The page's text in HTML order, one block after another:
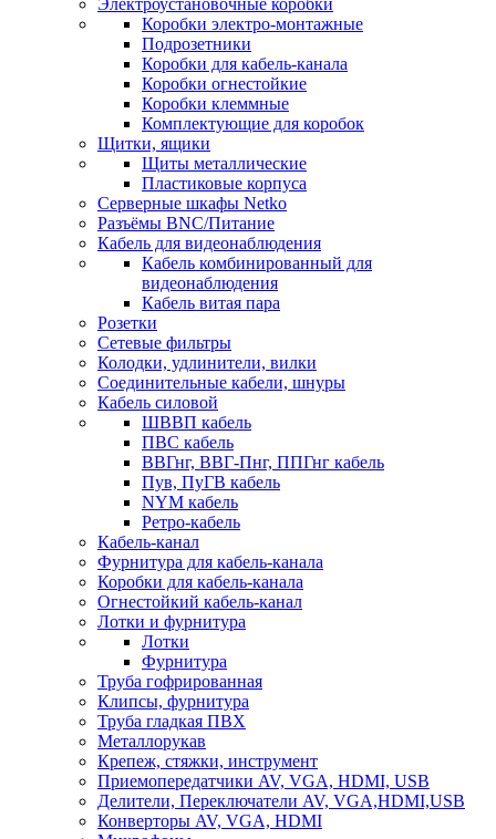
Электроустановочные коробки
Коробки электро-монтажные
Подрозетники
Коробки для кабель-канала
Коробки огнестойкие
Коробки клеммные
Комплектующие для коробок
Щитки, ящики
Щиты металлические
Пластиковые корпуса
Серверные шкафы Netko
Разъёмы BNC/Питание
Кабель для видеонаблюдения
Кабель комбинированный для
видеонаблюдения
Кабель витая пара
Розетки
Сетевые фильтры
Колодки, удлинители, вилки
Соединительные кабели, шнуры
Кабель силовой
ШВВП кабель
ПВС кабель
ВВГнг, ВВГ-Пнг, ППГнг кабель
Пув, ПуГВ кабель
NYM кабель
Ретро-кабель
Кабель-канал
Фурнитура для кабель-канала
Коробки для кабель-канала
Огнестойкий кабель-канал
Лотки и фурнитура
Лотки
Фурнитура
Труба гофрированная
Клипсы, фурнитура
Труба гладкая ПВХ
Металлорукав
Крепеж, стяжки, инструмент
Приемопередатчики AV, VGA, HDMI, USB
Делители, Переключатели AV, VGA,HDMI,USB
Конверторы AV, VGA, HDMI